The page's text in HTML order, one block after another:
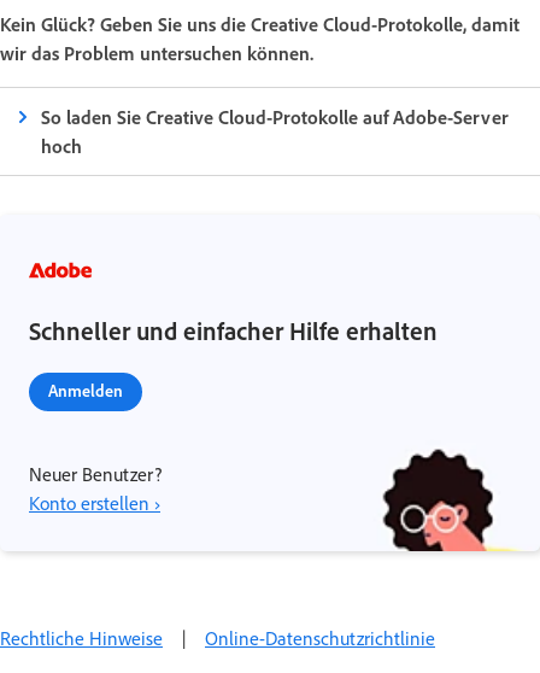
Kein Glück? Geben Sie uns die Creative Cloud-Protokolle, damit
wir das Problem untersuchen können.
So laden Sie Creative Cloud-Protokolle auf Adobe-Server
hoch
Schneller und einfacher Hilfe erhalten
Anmelden
Neuer Benutzer?
Konto erstellen ›
Rechtliche Hinweise | Online-Datenschutzrichtlinie